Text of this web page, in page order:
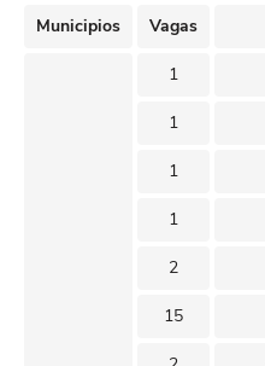
Municipios Vagas
1
1
1
1
2
15